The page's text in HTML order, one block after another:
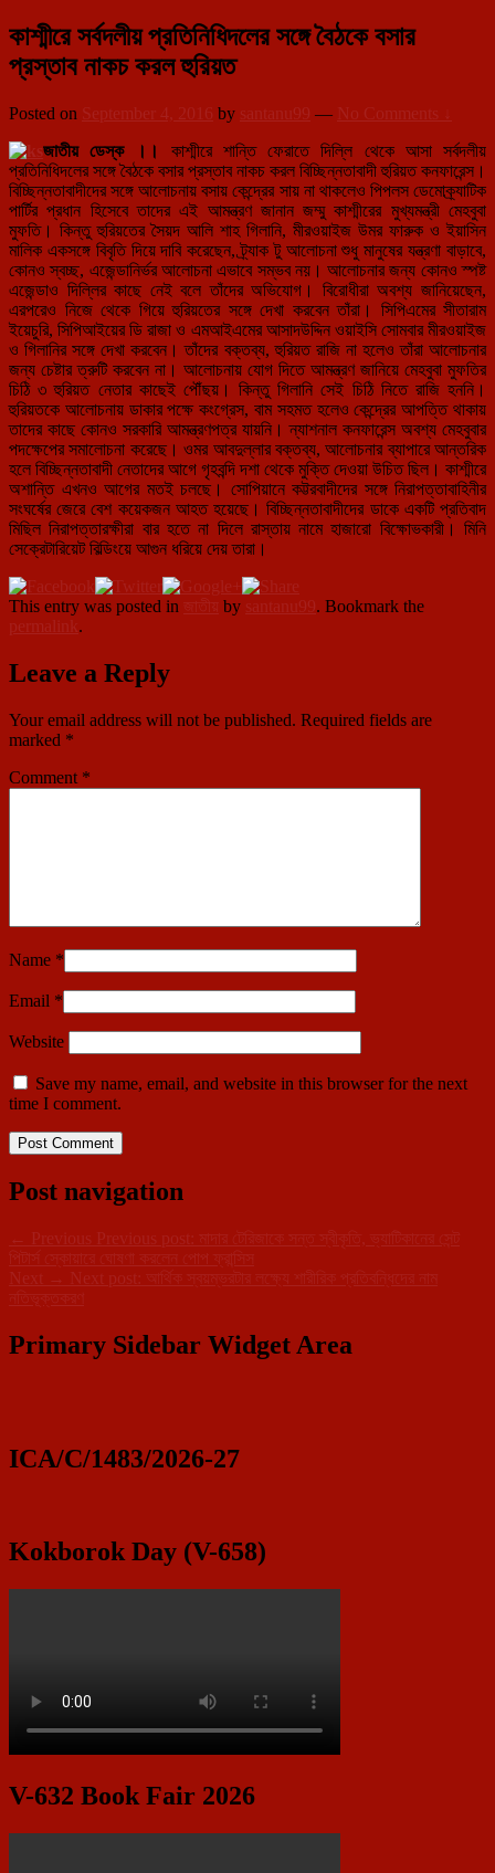
কাশ্মীরে সর্বদলীয় প্রতিনিধিদলের সঙ্গে বৈঠকে বসার
প্রস্তাব নাকচ করল হুরিয়ত
Posted on September 4, 2016 by santanu99 — No Comments ↓
জাতীয় ডেস্ক ।।
কাশ্মীরে শান্তি ফেরাতে দিল্লি থেকে আসা সর্বদলীয়
প্রতিনিধিদলের সঙ্গে বৈঠকে বসার প্রস্তাব নাকচ করল বিচ্ছিন্নতাবাদী হুরিয়ত কনফারেন্স।
বিচ্ছিন্নতাবাদীদের সঙ্গে আলোচনায় বসায় কেন্দ্রের সায় না থাকলেও পিপলস ডেমোক্র্যাটিক
পার্টির প্রধান হিসেবে তাদের এই আমন্ত্রণ জানান জম্মু কাশ্মীরের মুখ্যমন্ত্রী মেহবুবা
মুফতি। কিন্তু হুরিয়তের সৈয়দ আলি শাহ গিলানি, মীরওয়াইজ উমর ফারুক ও ইয়াসিন
মালিক একসঙ্গে বিবৃতি দিয়ে দাবি করেছেন, ট্র্যাক টু আলোচনা শুধু মানুষের যন্ত্রণা বাড়াবে,
কোনও স্বচ্ছ, এজেন্ডানির্ভর আলোচনা এভাবে সম্ভব নয়। আলোচনার জন্য কোনও স্পষ্ট
এজেন্ডাও দিল্লির কাছে নেই বলে তাঁদের অভিযোগ। বিরোধীরা অবশ্য জানিয়েছেন,
এরপরেও নিজে থেকে গিয়ে হুরিয়তের সঙ্গে দেখা করবেন তাঁরা। সিপিএমের সীতারাম
ইয়েচুরি, সিপিআইয়ের ডি রাজা ও এমআইএমের আসাদউদ্দিন ওয়াইসি সোমবার মীরওয়াইজ
ও গিলানির সঙ্গে দেখা করবেন। তাঁদের বক্তব্য, হুরিয়ত রাজি না হলেও তাঁরা আলোচনার
জন্য চেষ্টার ত্রুটি করবেন না। আলোচনায় যোগ দিতে আমন্ত্রণ জানিয়ে মেহবুবা মুফতির
চিঠি ৩ হুরিয়ত নেতার কাছেই পৌঁছয়। কিন্তু গিলানি সেই চিঠি নিতে রাজি হননি।
হুরিয়তকে আলোচনায় ডাকার পক্ষে কংগ্রেস, বাম সহমত হলেও কেন্দ্রের আপত্তি থাকায়
তাদের কাছে কোনও সরকারি আমন্ত্রণপত্র যায়নি। ন্যাশনাল কনফারেন্স অবশ্য মেহবুবার
পদক্ষেপের সমালোচনা করেছে। ওমর আবদুল্লার বক্তব্য, আলোচনার ব্যাপারে আন্তরিক
হলে বিচ্ছিন্নতাবাদী নেতাদের আগে গৃহবন্দি দশা থেকে মুক্তি দেওয়া উচিত ছিল। কাশ্মীরে
অশান্তি এখনও আগের মতই চলছে। সোপিয়ানে কট্টরবাদীদের সঙ্গে নিরাপত্তাবাহিনীর
সংঘর্ষের জেরে বেশ কয়েকজন আহত হয়েছে। বিচ্ছিন্নতাবাদীদের ডাকে একটি প্রতিবাদ
মিছিল নিরাপত্তারক্ষীরা বার হতে না দিলে রাস্তায় নামে হাজারো বিক্ষোভকারী। মিনি
সেক্রেটারিয়েট বিল্ডিংয়ে আগুন ধরিয়ে দেয় তারা।
This entry was posted in জাতীয় by santanu99. Bookmark the
permalink.
Leave a Reply
Your email address will not be published. Required fields are
marked *
Comment *
Name *
Email *
Website
Save my name, email, and website in this browser for the next
time I comment.
Post navigation
← Previous Previous post:
মাদার টেরিজাকে সন্ত স্বীকৃতি, ভ্যাটিকানের সেন্ট
পিটার্স স্কোয়ারে ঘোষণা করলেন পোপ ফ্রান্সিস
Next → Next post:
আর্থিক স্বয়ম্ভরটার লক্ষ্যে শারীরিক প্রতিবন্ধিদের নাম
নতিভূক্তকরণ
Primary Sidebar Widget Area
ICA/C/1483/2026-27
Kokborok Day (V-658)
V-632 Book Fair 2026